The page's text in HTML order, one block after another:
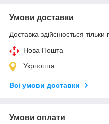
Умови доставки
Доставка здійснюється тільки
Нова Пошта
Укрпошта
Всі умови доставки
Умови оплати